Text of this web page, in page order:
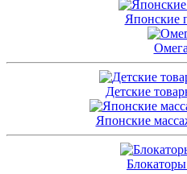
Японские
Детские
Японские